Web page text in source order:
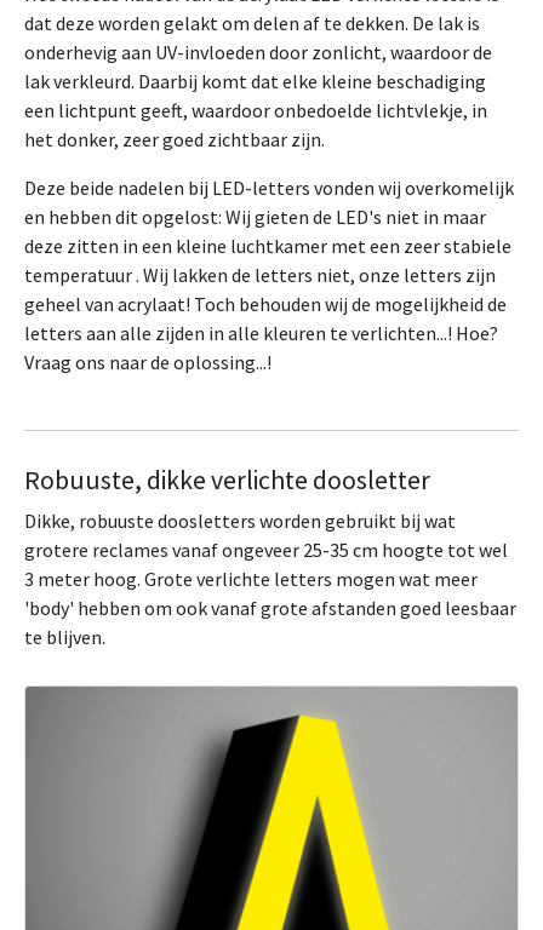
dat deze worden gelakt om delen af te dekken. De lak is
onderhevig aan UV-invloeden door zonlicht, waardoor de
lak verkleurd. Daarbij komt dat elke kleine beschadiging
een lichtpunt geeft, waardoor onbedoelde lichtvlekje, in
het donker, zeer goed zichtbaar zijn.
Deze beide nadelen bij LED-letters vonden wij overkomelijk
en hebben dit opgelost: Wij gieten de LED's niet in maar
deze zitten in een kleine luchtkamer met een zeer stabiele
temperatuur . Wij lakken de letters niet, onze letters zijn
geheel van acrylaat! Toch behouden wij de mogelijkheid de
letters aan alle zijden in alle kleuren te verlichten...! Hoe?
Vraag ons naar de oplossing...!
Robuuste, dikke verlichte doosletter
Dikke, robuuste doosletters worden gebruikt bij wat
grotere reclames vanaf ongeveer 25-35 cm hoogte tot wel
3 meter hoog. Grote verlichte letters mogen wat meer
'body' hebben om ook vanaf grote afstanden goed leesbaar
te blijven.